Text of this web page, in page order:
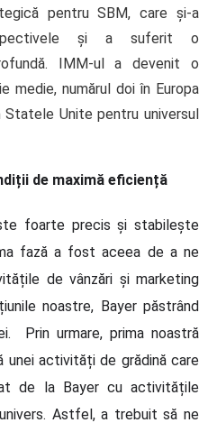
pentru SBM, care și-a
și a suferit o
IMM-ul a devenit o
medie, numărul doi în Europa
Statele Unite pentru universul
de maximă eficiență
foarte precis și stabilește
fază a fost aceea de a ne
de vânzări și marketing
noastre, Bayer păstrând
Prin urmare, prima noastră
activități de grădină care
de la Bayer cu activitățile
Astfel, a trebuit să ne